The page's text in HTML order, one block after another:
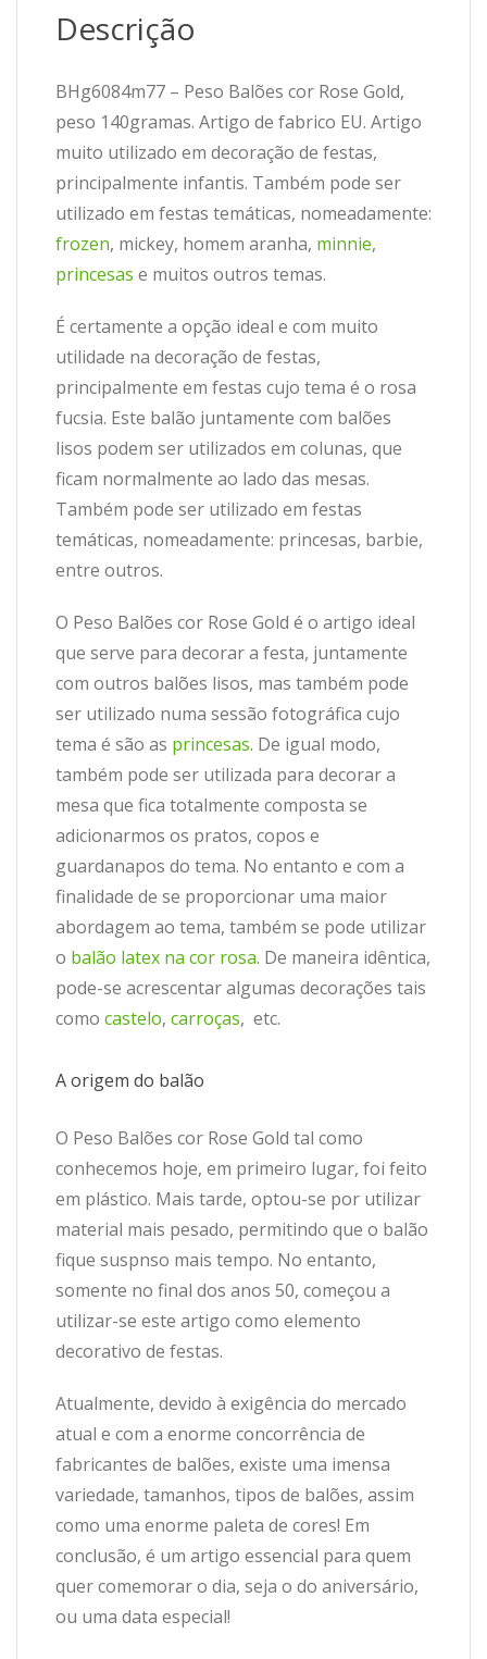
Descrição
BHg6084m77 – Peso Balões cor Rose Gold,
peso 140gramas. Artigo de fabrico EU. Artigo
muito utilizado em decoração de festas,
principalmente infantis. Também pode ser
utilizado em festas temáticas, nomeadamente:
frozen, mickey, homem aranha, minnie,
princesas e muitos outros temas.
É certamente a opção ideal e com muito
utilidade na decoração de festas,
principalmente em festas cujo tema é o rosa
fucsia. Este balão juntamente com balões
lisos podem ser utilizados em colunas, que
ficam normalmente ao lado das mesas.
Também pode ser utilizado em festas
temáticas, nomeadamente: princesas, barbie,
entre outros.
O Peso Balões cor Rose Gold é o artigo ideal
que serve para decorar a festa, juntamente
com outros balões lisos, mas também pode
ser utilizado numa sessão fotográfica cujo
tema é são as princesas. De igual modo,
também pode ser utilizada para decorar a
mesa que fica totalmente composta se
adicionarmos os pratos, copos e
guardanapos do tema. No entanto e com a
finalidade de se proporcionar uma maior
abordagem ao tema, também se pode utilizar
o balão latex na cor rosa. De maneira idêntica,
pode-se acrescentar algumas decorações tais
como castelo, carroças, etc.
A origem do balão
O Peso Balões cor Rose Gold tal como
conhecemos hoje, em primeiro lugar, foi feito
em plástico. Mais tarde, optou-se por utilizar
material mais pesado, permitindo que o balão
fique suspnso mais tempo. No entanto,
somente no final dos anos 50, começou a
utilizar-se este artigo como elemento
decorativo de festas.
Atualmente, devido à exigência do mercado
atual e com a enorme concorrência de
fabricantes de balões, existe uma imensa
variedade, tamanhos, tipos de balões, assim
como uma enorme paleta de cores! Em
conclusão, é um artigo essencial para quem
quer comemorar o dia, seja o do aniversário,
ou uma data especial!